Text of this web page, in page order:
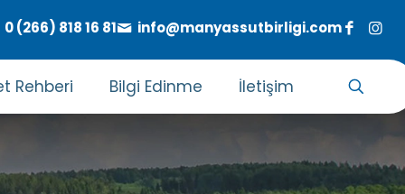
0 (266) 818 16 81 info@manyassutbirligi.com
Rehberi Bilgi Edinme İletişim